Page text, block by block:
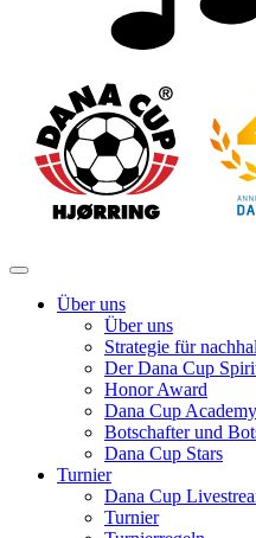
Über uns
Über uns
Strategie für
Der Dana Cup
Honor Award
Dana Cup Academy
Botschafter und
Dana Cup Stars
Turnier
Dana Cup
Turnier